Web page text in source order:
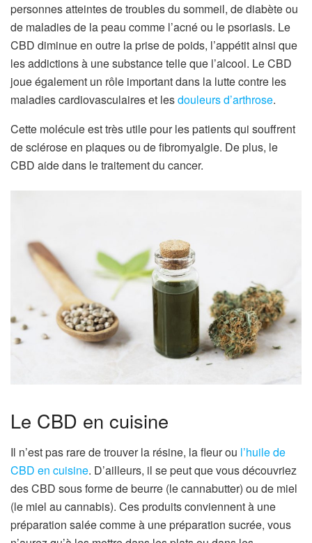
personnes atteintes de troubles du sommeil, de diabète ou
de maladies de la peau comme l’acné ou le psoriasis. Le
CBD diminue en outre la prise de poids, l’appétit ainsi que
les addictions à une substance telle que l’alcool. Le CBD
joue également un rôle important dans la lutte contre les
maladies cardiovasculaires et lesdouleurs d’arthrose.
Cette molécule est très utile pour les patients qui souffrent
de sclérose en plaques ou de fibromyalgie. De plus, le
CBD aide dans le traitement du cancer.
Le CBD en cuisine
Il n’est pas rare de trouver la résine, la fleur ou l’huile de
CBD en cuisine. D’ailleurs, il se peut que vous découvriez
des CBD sous forme de beurre (le cannabutter) ou de miel
(le miel au cannabis). Ces produits conviennent à une
préparation salée comme à une préparation sucrée, vous